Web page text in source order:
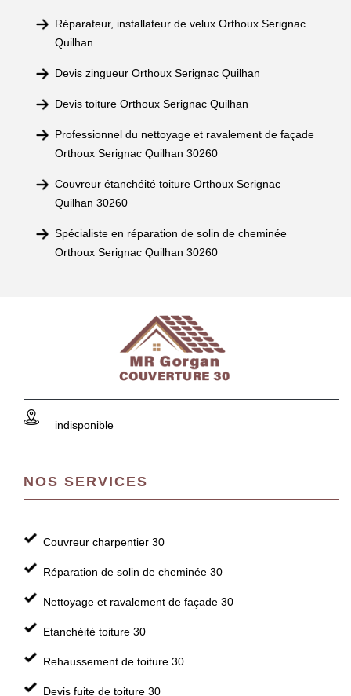
Réparateur, installateur de velux Orthoux Serignac
Quilhan
Devis zingueur Orthoux Serignac Quilhan
Devis toiture Orthoux Serignac Quilhan
Professionnel du nettoyage et ravalement de façade
Orthoux Serignac Quilhan 30260
Couvreur étanchéité toiture Orthoux Serignac
Quilhan 30260
Spécialiste en réparation de solin de cheminée
Orthoux Serignac Quilhan 30260
indisponible
NOS SERVICES
Couvreur charpentier 30
Réparation de solin de cheminée 30
Nettoyage et ravalement de façade 30
Etanchéité toiture 30
Rehaussement de toiture 30
Devis fuite de toiture 30